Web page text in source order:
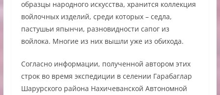
образцы народного искусства, хранится коллекция
войлочных изделий, среди которых – седла,
пастушьи япынчи, разновидности сапог из
войлока. Многие из них вышли уже из обихода.
Согласно информации, полученной автором этих
строк во время экспедиции в селении Гарабаглар
Шарурского района Нахичеванской Автономной